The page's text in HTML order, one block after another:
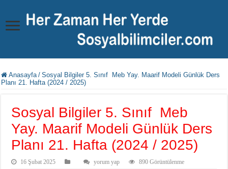
Anasayfa / Sosyal Bilgiler 5. Sınıf Meb Yay. Maarif Modeli Günlük Ders
Planı 21. Hafta (2024 / 2025)
Sosyal Bilgiler 5. Sınıf Meb
Yay. Maarif Modeli Günlük Ders
Planı 21. Hafta (2024 / 2025)
16 Şubat 2025 yorum yap 890 Görüntülenme